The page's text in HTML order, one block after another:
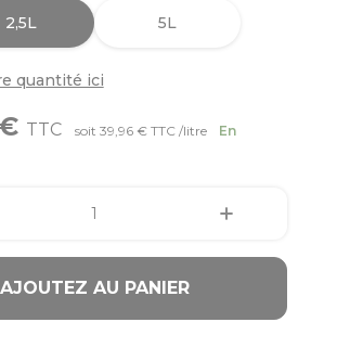
2,5L 5L
quantité ici
TTC soit 39,96 € TTC /litre
En
AJOUTEZ AU PANIER